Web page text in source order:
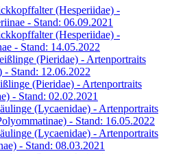
(Hesperiidae) -
- Stand: 06.09.2021
(Hesperiidae) -
- Stand: 14.05.2022
(Pieridae) - Artenportraits
- Stand: 12.06.2022
(Pieridae) - Artenportraits
- Stand: 02.02.2021
(Lycaenidae) - Artenportraits
- Stand: 16.05.2022
(Lycaenidae) - Artenportraits
- Stand: 08.03.2021